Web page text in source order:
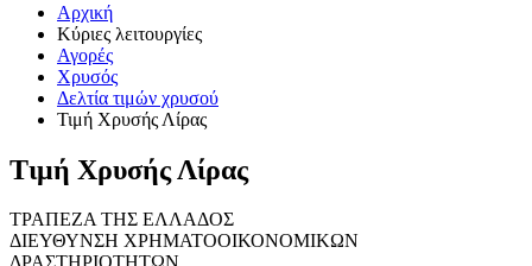
Αρχική
Κύριες λειτουργίες
Αγορές
Χρυσός
Δελτία τιμών χρυσού
Τιμή Χρυσής Λίρας
Τιμή Χρυσής Λίρας
ΤΡΑΠΕΖΑ ΤΗΣ ΕΛΛΑΔΟΣ
ΔΙΕΥΘΥΝΣΗ ΧΡΗΜΑΤΟΟΙΚΟΝΟΜΙΚΩΝ